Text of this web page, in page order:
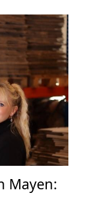
Mayen: